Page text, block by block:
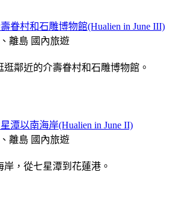
村和石雕博物館(Hualien in June III)
離島 國內旅遊
鄰近的介壽眷村和石雕博物館。
以南海岸(Hualien in June II)
離島 國內旅遊
，從七星潭到花蓮港。